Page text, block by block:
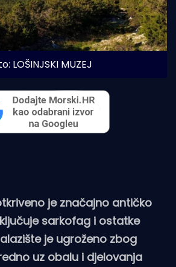
LOŠINJSKI MUZEJ
je značajno antičko
sarkofag i ostatke
je ugroženo zbog
uz obalu i djelovanja